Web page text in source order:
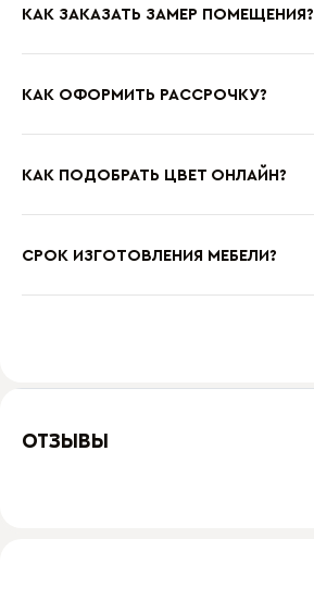
КАК ЗАКАЗАТЬ ЗАМЕР ПОМЕЩЕНИЯ?
КАК ОФОРМИТЬ РАССРОЧКУ?
КАК ПОДОБРАТЬ ЦВЕТ ОНЛАЙН?
СРОК ИЗГОТОВЛЕНИЯ МЕБЕЛИ?
ОТЗЫВЫ